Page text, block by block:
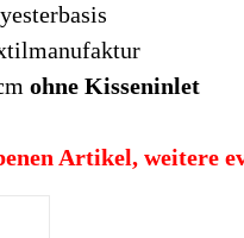
ohne Kisseninlet
Artikel, weitere